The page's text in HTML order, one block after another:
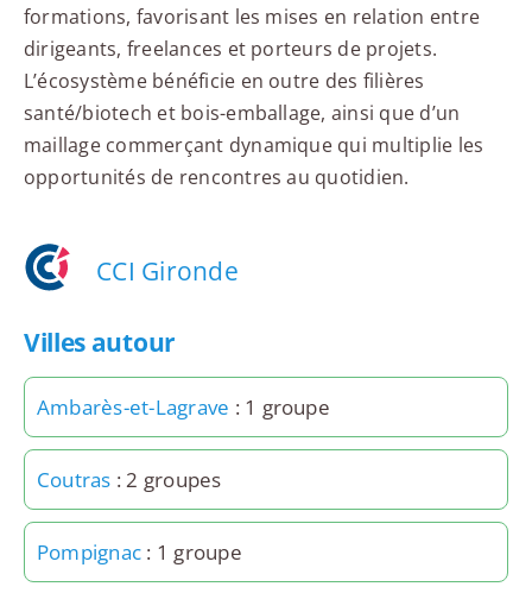
formations, favorisant les mises en relation entre
dirigeants, freelances et porteurs de projets.
L’écosystème bénéficie en outre des filières
santé/biotech et bois-emballage, ainsi que d’un
maillage commerçant dynamique qui multiplie les
opportunités de rencontres au quotidien.
CCI Gironde
Villes autour
Ambarès-et-Lagrave : 1 groupe
Coutras : 2 groupes
Pompignac : 1 groupe